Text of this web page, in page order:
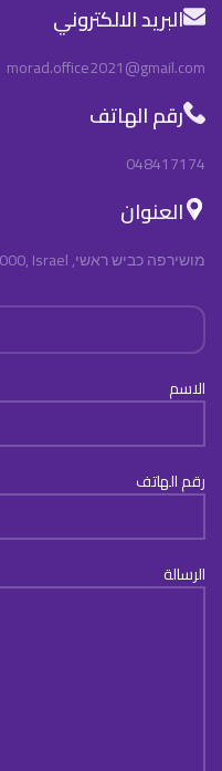
البريد الالكتروني
morad.office2021@gmail.com
رقم الهاتف
048417174
العنوان
מושירפה כביש ראשי, Ma'ale Iron, 3092000, Israel
الاسم
رقم الهاتف
الرسالة